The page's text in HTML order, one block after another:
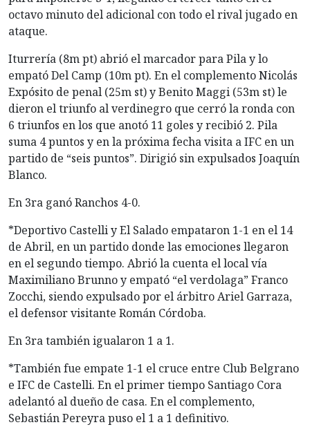
octavo minuto del adicional con todo el rival jugado en
ataque.
Iturrería (8m pt) abrió el marcador para Pila y lo
empató Del Camp (10m pt). En el complemento Nicolás
Expósito de penal (25m st) y Benito Maggi (53m st) le
dieron el triunfo al verdinegro que cerró la ronda con
6 triunfos en los que anotó 11 goles y recibió 2. Pila
suma 4 puntos y en la próxima fecha visita a IFC en un
partido de “seis puntos”. Dirigió sin expulsados Joaquín
Blanco.
En 3ra ganó Ranchos 4-0.
*Deportivo Castelli y El Salado empataron 1-1 en el 14
de Abril, en un partido donde las emociones llegaron
en el segundo tiempo. Abrió la cuenta el local vía
Maximiliano Brunno y empató “el verdolaga” Franco
Zocchi, siendo expulsado por el árbitro Ariel Garraza,
el defensor visitante Román Córdoba.
En 3ra también igualaron 1 a 1.
*También fue empate 1-1 el cruce entre Club Belgrano
e IFC de Castelli. En el primer tiempo Santiago Cora
adelantó al dueño de casa. En el complemento,
Sebastián Pereyra puso el 1 a 1 definitivo.